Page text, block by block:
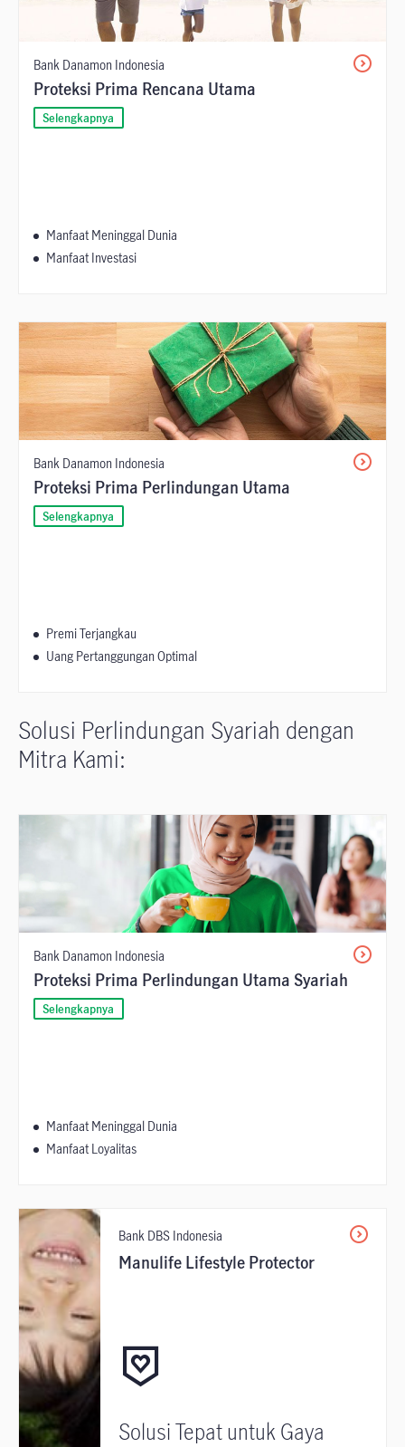
Bank Danamon Indonesia
Proteksi Prima Rencana Utama
Selengkapnya
Manfaat Meninggal Dunia
Manfaat Investasi
Bank Danamon Indonesia
Proteksi Prima Perlindungan Utama
Selengkapnya
Premi Terjangkau
Uang Pertanggungan Optimal
Solusi Perlindungan Syariah dengan
Mitra Kami:
Bank Danamon Indonesia
Proteksi Prima Perlindungan Utama Syariah
Selengkapnya
Manfaat Meninggal Dunia
Manfaat Loyalitas
Bank DBS Indonesia
Manulife Lifestyle Protector
Solusi Tepat untuk Gaya